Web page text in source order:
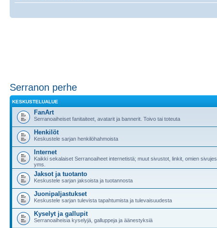
Serranon perhe
KESKUSTELUALUE
FanArt
Serranoaiheiset fanitaiteet, avatarit ja bannerit. Toivo tai toteuta
Henkilöt
Keskustele sarjan henkilöhahmoista
Internet
Kaikki sekalaiset Serranoaiheet internetistä; muut sivustot, linkit, omien
yms.
Jaksot ja tuotanto
Keskustele sarjan jaksoista ja tuotannosta
Juonipaljastukset
Keskustele sarjan tulevista tapahtumista ja tulevaisuudesta
Kyselyt ja gallupit
Serranoaiheisia kyselyjä, galluppeja ja äänestyksiä